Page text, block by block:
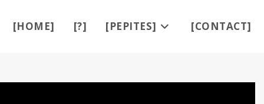
[HOME] [?] [PEPITES] [CONTACT]